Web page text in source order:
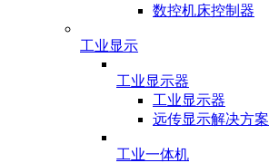
数控机床控制器
工业显示
工业显示器
工业显示器
远传显示解决方案
工业一体机